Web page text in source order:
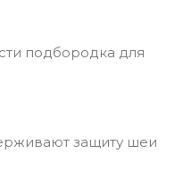
подбородка для
защиту шеи